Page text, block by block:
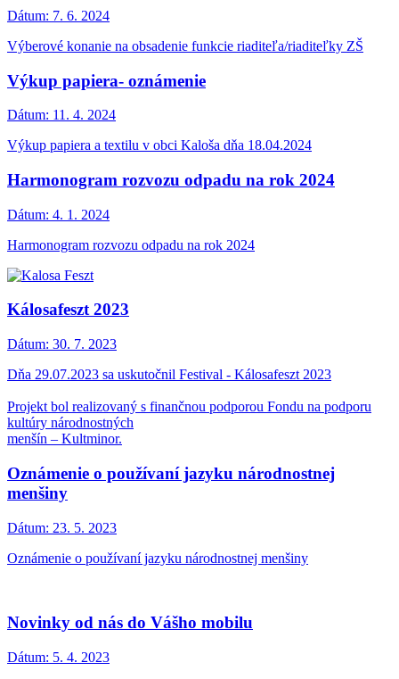
Dátum: 7. 6. 2024
Výberové konanie na obsadenie funkcie riaditeľa/riaditeľky ZŠ
Výkup papiera- oznámenie
Dátum: 11. 4. 2024
Výkup papiera a textilu v obci Kaloša dňa 18.04.2024
Harmonogram rozvozu odpadu na rok 2024
Dátum: 4. 1. 2024
Harmonogram rozvozu odpadu na rok 2024
Kálosafeszt 2023
Dátum: 30. 7. 2023
Dňa 29.07.2023 sa uskutočnil Festival - Kálosafeszt 2023
Projekt bol realizovaný s finančnou podporou Fondu na podporu
kultúry národnostných
menšín – Kultminor.
Oznámenie o používaní jazyku národnostnej
menšiny
Dátum: 23. 5. 2023
Oznámenie o používaní jazyku národnostnej menšiny
Novinky od nás do Vášho mobilu
Dátum: 5. 4. 2023